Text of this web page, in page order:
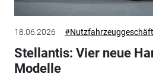
18.06.2026 #Nutzfahrzeuggeschäft
Stellantis: Vier neue
Modelle